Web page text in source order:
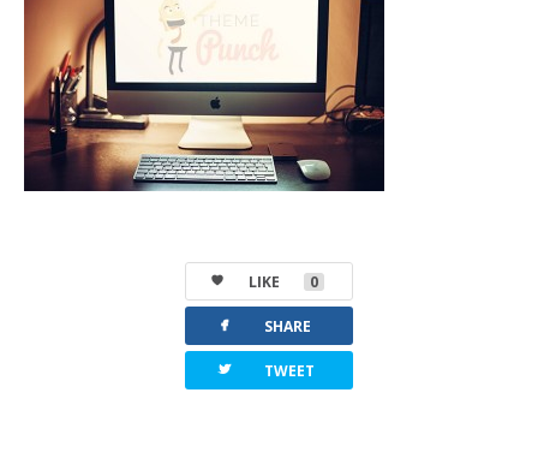
LIKE 0
facebook SHARE
twitterbird TWEET